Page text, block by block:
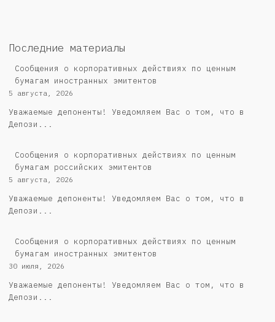
Последние материалы
Сообщения о корпоративных действиях по ценным
бумагам иностранных эмитентов
5 августа, 2026
Уважаемые депоненты! Уведомляем Вас о том, что в
Депози...
Cообщения о корпоративных действиях по ценным
бумагам российских эмитентов
5 августа, 2026
Уважаемые депоненты! Уведомляем Вас о том, что в
Депози...
Сообщения о корпоративных действиях по ценным
бумагам иностранных эмитентов
30 июля, 2026
Уважаемые депоненты! Уведомляем Вас о том, что в
Депози...